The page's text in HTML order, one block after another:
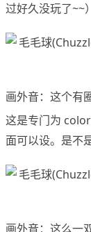
过好久没玩了~~）
画外音：这个有
这是专门为
面可以设。是不
画外音：这么一